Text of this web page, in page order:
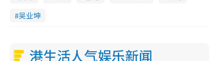
吴业坤
港生活人气娱乐新闻